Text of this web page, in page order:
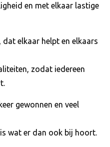
en met elkaar lastige
elkaar helpt en elkaars
zodat iedereen
gewonnen en veel
wat er dan ook bij hoort.